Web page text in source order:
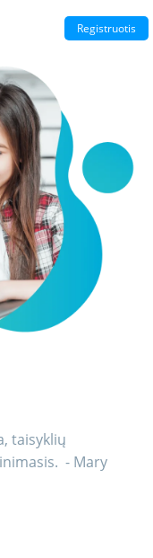
Registruotis
taisyklių
- Mary